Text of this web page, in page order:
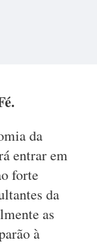
da
entrar em
forte
da
as
à